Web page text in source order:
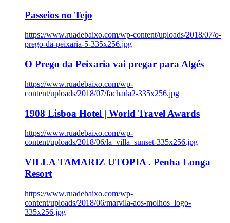
Passeios no Tejo
https://www.ruadebaixo.com/wp-content/uploads/2018/07/o-
prego-da-peixaria-5-335x256.jpg
O Prego da Peixaria vai pregar para Algés
https://www.ruadebaixo.com/wp-
content/uploads/2018/07/fachada2-335x256.jpg
1908 Lisboa Hotel | World Travel Awards
https://www.ruadebaixo.com/wp-
content/uploads/2018/06/la_villa_sunset-335x256.jpg
VILLA TAMARIZ UTOPIA . Penha Longa
Resort
https://www.ruadebaixo.com/wp-
content/uploads/2018/06/marvila-aos-molhos_logo-
335x256.jpg